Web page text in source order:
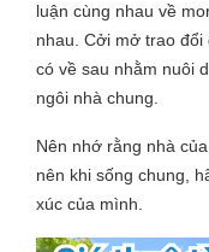
luận cùng nhau về
nhau. Cởi mở trao
có về sau nhằm nuôi
ngôi nhà chung.
Nên nhớ rằng nhà
nên khi sống chung,
xúc của mình.